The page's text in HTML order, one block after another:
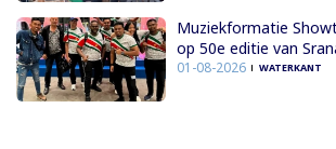
Muziekformatie
op 50e editie van
01-08-2026 WATERKANT